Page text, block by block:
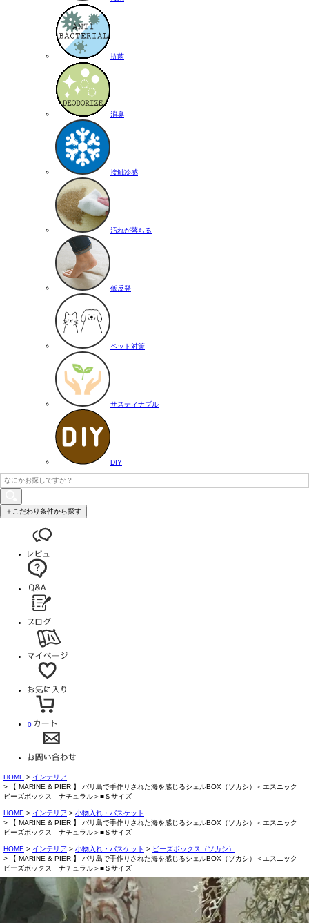
抗菌
消臭
接触冷感
汚れが落ちる
低反発
ペット対策
サスティナブル
DIY
＋こだわり条件から探す
0
HOME
インテリア
【 MARINE & PIER 】 バリ島で手作りされた海を感じるシェルBOX（ソカシ）＜エスニック
ビーズボックス ナチュラル＞■Ｓサイズ
HOME インテリア
小物入れ・バスケット
【 MARINE & PIER 】 バリ島で手作りされた海を感じるシェルBOX（ソカシ）＜エスニック
ビーズボックス ナチュラル＞■Ｓサイズ
HOME インテリア 小物入れ・バスケット
ビーズボックス（ソカシ）
【 MARINE & PIER 】 バリ島で手作りされた海を感じるシェルBOX（ソカシ）＜エスニック
ビーズボックス ナチュラル＞■Ｓサイズ